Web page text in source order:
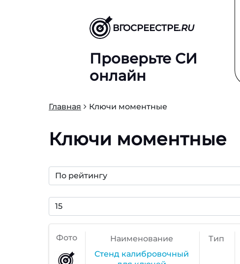
ВГОСРЕЕСТРЕ.RU
Проверьте СИ
онлайн
Главная Ключи моментные
Ключи моментные
Фото
Наименование
Стенд калибровочный
Тип